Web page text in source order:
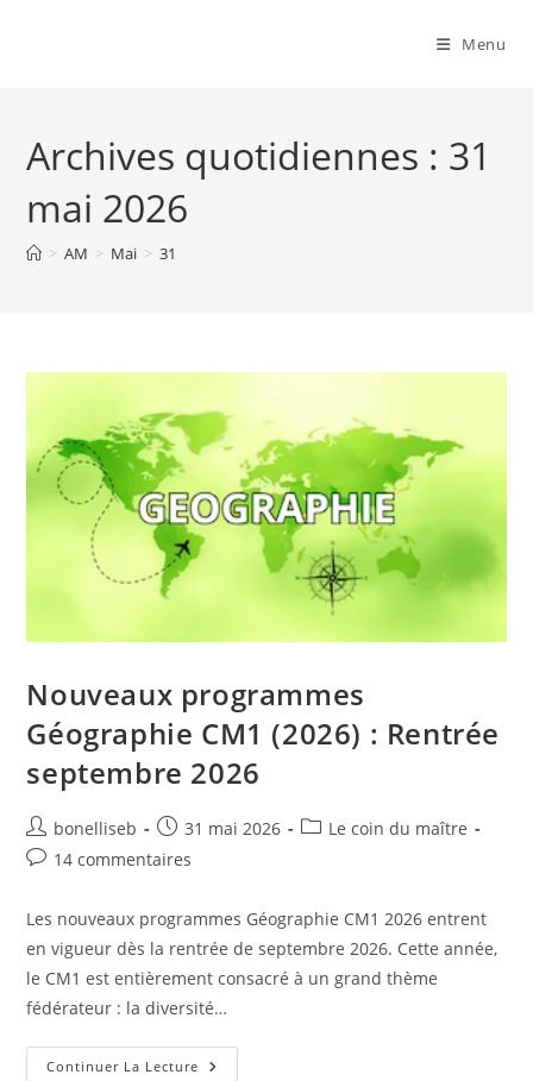
Menu
Archives quotidiennes : 31
mai 2026
> AM > Mai > 31
Nouveaux programmes
Géographie CM1 (2026) : Rentrée
septembre 2026
bonelliseb 31 mai 2026
Le coin du maître
14 commentaires
Les nouveaux programmes Géographie CM1 2026 entrent
en vigueur dès la rentrée de septembre 2026. Cette année,
le CM1 est entièrement consacré à un grand thème
fédérateur : la diversité…
Continuer La Lecture